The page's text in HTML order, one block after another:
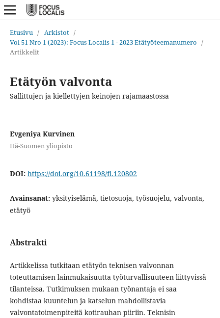
Etusivu / Arkistot /
Vol 51 Nro 1 (2023): Focus Localis 1 - 2023 Etätyöteemanumero /
Artikkelit
Etätyön valvonta
Sallittujen ja kiellettyjen keinojen rajamaastossa
Evgeniya Kurvinen
Itä-Suomen yliopisto
DOI: https://doi.org/10.61198/fl.120802
Avainsanat: yksityiselämä, tietosuoja, työsuojelu, valvonta,
etätyö
Abstrakti
Artikkelissa tutkitaan etätyön teknisen valvonnan
toteuttamisen lainmukaisuutta työturvallisuuteen liittyvissä
tilanteissa. Tutkimuksen mukaan työnantaja ei saa
kohdistaa kuuntelun ja katselun mahdollistavia
valvontatoimenpiteitä kotirauhan piiriin. Teknisin